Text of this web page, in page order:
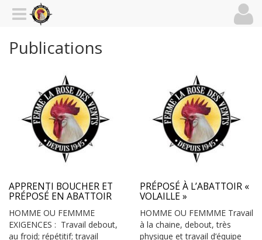
Publications
APPRENTI BOUCHER ET
PRÉPOSÉ EN ABATTOIR
HOMME OU FEMMME
EXIGENCES : Travail debout,
au froid; répétitif; travail
PRÉPOSÉ À L’ABATTOIR «
VOLAILLE »
HOMME OU FEMMME Travail
à la chaine, debout, très
physique et travail d’équipe